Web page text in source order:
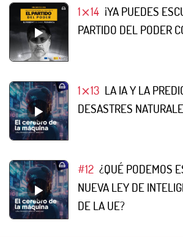
1⨯14 ¡YA PUEDES
PARTIDO DEL PODER
1⨯13 LA IA Y LA
DESASTRES
#12 ¿QUÉ PODEMOS
NUEVA LEY DE
DE LA UE?